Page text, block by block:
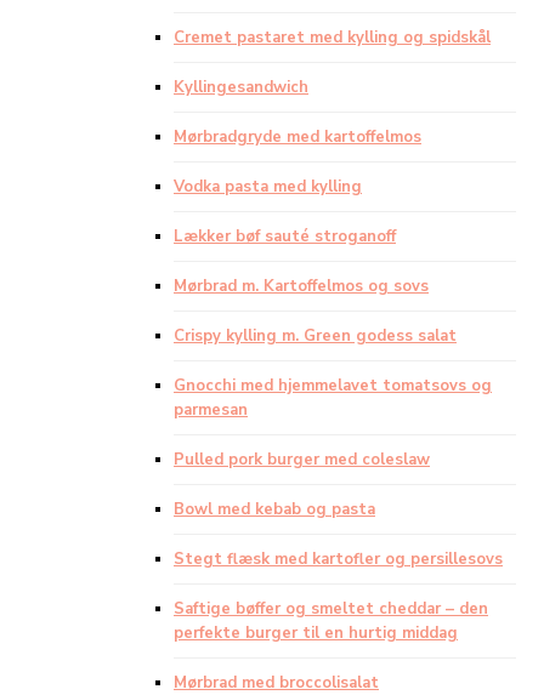
Cremet pastaret med kylling og spidskål
Kyllingesandwich
Mørbradgryde med kartoffelmos
Vodka pasta med kylling
Lækker bøf sauté stroganoff
Mørbrad m. Kartoffelmos og sovs
Crispy kylling m. Green godess salat
Gnocchi med hjemmelavet tomatsovs og
parmesan
Pulled pork burger med coleslaw
Bowl med kebab og pasta
Stegt flæsk med kartofler og persillesovs
Saftige bøffer og smeltet cheddar – den
perfekte burger til en hurtig middag
Mørbrad med broccolisalat